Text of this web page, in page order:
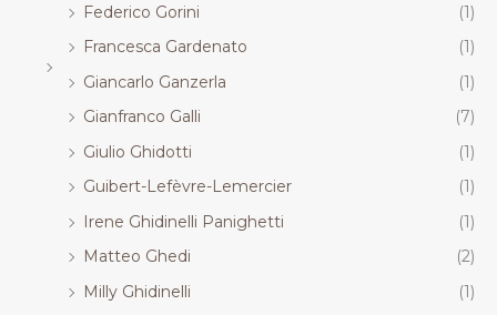
Federico Gorini
(1)
Francesca Gardenato
(1)
Giancarlo Ganzerla
(1)
Gianfranco Galli
(7)
Giulio Ghidotti
(1)
Guibert-Lefèvre-Lemercier
(1)
Irene Ghidinelli Panighetti
(1)
Matteo Ghedi
(2)
Milly Ghidinelli
(1)